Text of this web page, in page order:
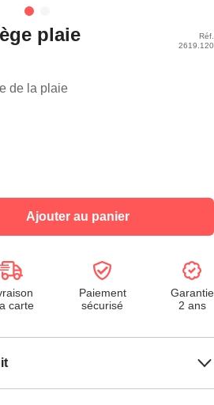
plaie
de la plaie
Réf.
2619.120
Ajouter au panier
carte
Paiement
sécurisé
Garantie
2 ans